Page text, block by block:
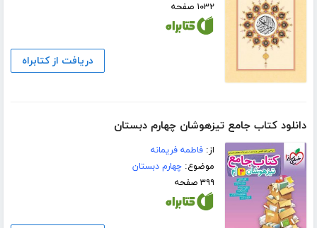
۱۰۳۲ صفحه
دریافت از کتابراه
دانلود کتاب جامع تیزهوشان چهارم دبستان
از:فاطمه فریمانه
موضوع:چهارم دبستان
۳۹۹ صفحه